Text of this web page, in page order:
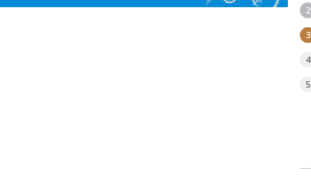
2
3
4
5